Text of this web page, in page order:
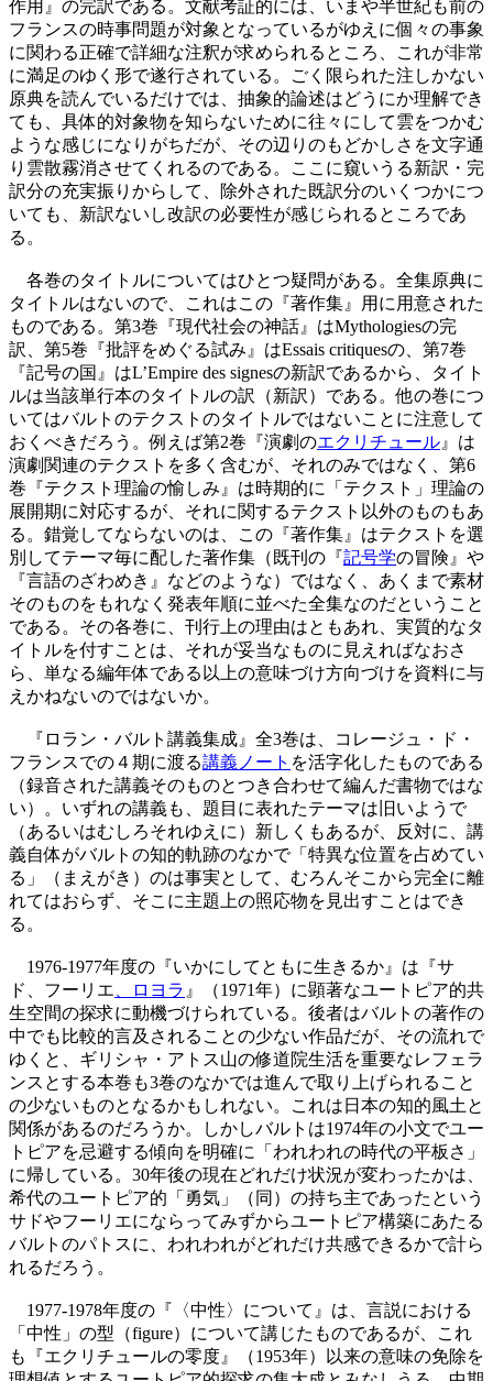
作用』の完訳である。文献考証的には、いまや半世紀も前の
フランスの時事問題が対象となっているがゆえに個々の事象
に関わる正確で詳細な注釈が求められるところ、これが非常
に満足のゆく形で遂行されている。ごく限られた注しかない
原典を読んでいるだけでは、抽象的論述はどうにか理解でき
ても、具体的対象物を知らないために往々にして雲をつかむ
ような感じになりがちだが、その辺りのもどかしさを文字通
り雲散霧消させてくれるのである。ここに窺いうる新訳・完
訳分の充実振りからして、除外された既訳分のいくつかにつ
いても、新訳ないし改訳の必要性が感じられるところであ
る。
各巻のタイトルについてはひとつ疑問がある。全集原典に
タイトルはないので、これはこの『著作集』用に用意された
ものである。第3巻『現代社会の神話』はMythologiesの完
訳、第5巻『批評をめぐる試み』はEssais critiquesの、第7巻
『記号の国』はL’Empire des signesの新訳であるから、タイト
ルは当該単行本のタイトルの訳（新訳）である。他の巻につ
いてはバルトのテクストのタイトルではないことに注意して
おくべきだろう。例えば第2巻『演劇のエクリチュール 』は
演劇関連のテクストを多く含むが、それのみではなく、第6
巻『テクスト理論の愉しみ』は時期的に「テクスト」理論の
展開期に対応するが、それに関するテクスト以外のものもあ
る。錯覚してならないのは、この『著作集』はテクストを選
別してテーマ毎に配した著作集（既刊の『記号学の冒険』や
『言語のざわめき』などのような）ではなく、あくまで素材
そのものをもれなく発表年順に並べた全集なのだということ
である。その各巻に、刊行上の理由はともあれ、実質的なタ
イトルを付すことは、それが妥当なものに見えればなおさ
ら、単なる編年体である以上の意味づけ方向づけを資料に与
えかねないのではないか。
『ロラン・バルト講義集成』全3巻は、コレージュ・ド・
フランスでの４期に渡る講義ノート を活字化したものである
（録音された講義そのものとつき合わせて編んだ書物ではな
い）。いずれの講義も、題目に表れたテーマは旧いようで
（あるいはむしろそれゆえに）新しくもあるが、反対に、講
義自体がバルトの知的軌跡のなかで「特異な位置を占めてい
る」（まえがき）のは事実として、むろんそこから完全に離
れてはおらず、そこに主題上の照応物を見出すことはでき
る。
1976-1977年度の『いかにしてともに生きるか』は『サ
ド、フーリエ 、ロヨラ 』（1971年）に顕著なユートピア的共
生空間の探求に動機づけられている。後者はバルトの著作の
中でも比較的言及されることの少ない作品だが、その流れで
ゆくと、ギリシャ・アトス山の修道院生活を重要なレフェラ
ンスとする本巻も3巻のなかでは進んで取り上げられること
の少ないものとなるかもしれない。これは日本の知的風土と
関係があるのだろうか。しかしバルトは1974年の小文でユー
トピアを忌避する傾向を明確に「われわれの時代の平板さ」
に帰している。30年後の現在どれだけ状況が変わったかは、
希代のユートピア的「勇気」（同）の持ち主であったという
サドやフーリエにならってみずからユートピア構築にあたる
バルトのパトスに、われわれがどれだけ共感できるかで計ら
れるだろう。
1977-1978年度の『〈中性〉について』は、言説における
「中性」の型（figure）について講じたものであるが、これ
も『エクリチュールの零度』（1953年）以来の意味の免除を